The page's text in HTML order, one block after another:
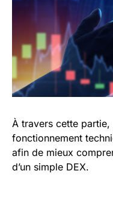
À travers cette
fonctionnement
afin de mieux
d’un simple DEX.